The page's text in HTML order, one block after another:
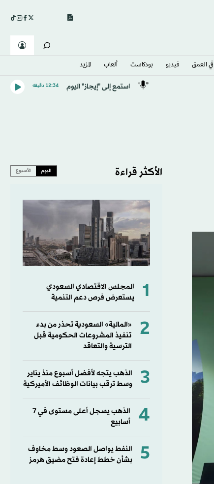
في العمق فيديو بودكاست ألعاب المزيد
استمع إلى "إيجاز" اليوم 12:34 دقيقه
الأكثر قراءة اليوم الأسبوع
1
المجلس الاقتصادي السعودي
يستعرض فرص دعم التنمية
2
«المالية» السعودية تحذر من بدء
تنفيذ المشروعات الحكومية قبل
الترسية والتعاقد
3
الذهب يتجه لأفضل أسبوع منذ يناير
وسط ترقب بيانات الوظائف الأميركية
4
الذهب يسجل أعلى مستوى في 7
أسابيع
5
النفط يواصل الصعود وسط مخاوف
بشأن خطط إعادة فتح مضيق هرمز